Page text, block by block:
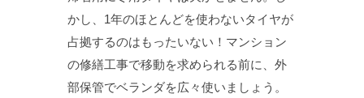
かし、1年のほとんどを使わないタイヤが
占拠するのはもったいない！マンション
の修繕工事で移動を求められる前に、外
部保管でベランダを広々使いましょう。